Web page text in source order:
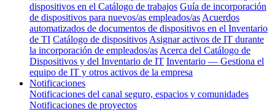
dispositivos en el Catálogo de trabajos Guía de incorporación
de dispositivos para nuevos/as empleados/as Acuerdos
automatizados de documentos de dispositivos en el Inventario
de TI Catálogo de dispositivos Asignar activos de IT durante
la incorporación de empleados/as Acerca del Catálogo de
Dispositivos y del Inventario de IT Inventario — Gestiona el
equipo de IT y otros activos de la empresa
Notificaciones
Notificaciones del canal seguro, espacios y comunidades
Notificaciones de proyectos